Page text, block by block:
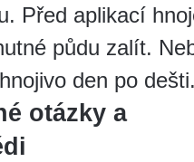
Před aplikací
půdu zalít.
den po dešti.
otázky a